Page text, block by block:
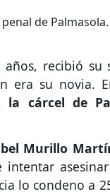
de
recibió su
era su novia.
cárcel de
Murillo
intentar
lo condeno a